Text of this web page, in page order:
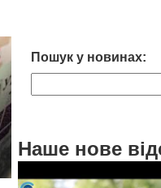
Пошук у новинах:
Наше нове